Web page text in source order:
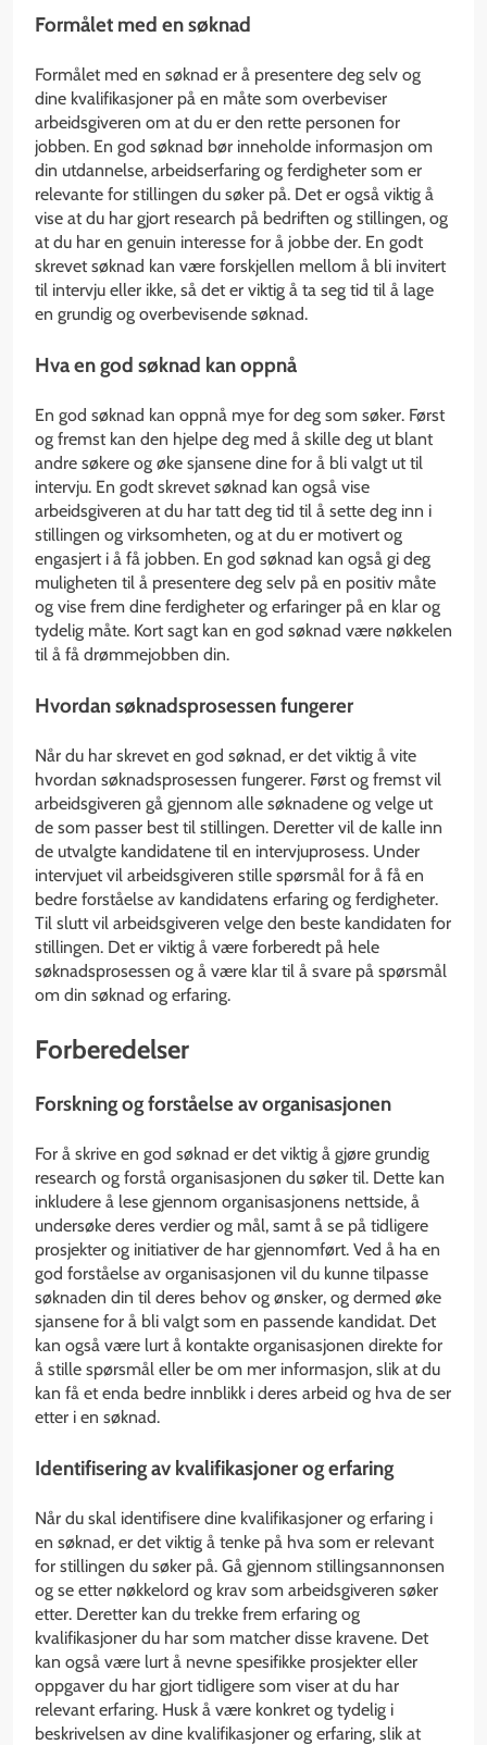
Formålet med en søknad
Formålet med en søknad er å presentere deg selv og
dine kvalifikasjoner på en måte som overbeviser
arbeidsgiveren om at du er den rette personen for
jobben. En god søknad bør inneholde informasjon om
din utdannelse, arbeidserfaring og ferdigheter som er
relevante for stillingen du søker på. Det er også viktig å
vise at du har gjort research på bedriften og stillingen, og
at du har en genuin interesse for å jobbe der. En godt
skrevet søknad kan være forskjellen mellom å bli invitert
til intervju eller ikke, så det er viktig å ta seg tid til å lage
en grundig og overbevisende søknad.
Hva en god søknad kan oppnå
En god søknad kan oppnå mye for deg som søker. Først
og fremst kan den hjelpe deg med å skille deg ut blant
andre søkere og øke sjansene dine for å bli valgt ut til
intervju. En godt skrevet søknad kan også vise
arbeidsgiveren at du har tatt deg tid til å sette deg inn i
stillingen og virksomheten, og at du er motivert og
engasjert i å få jobben. En god søknad kan også gi deg
muligheten til å presentere deg selv på en positiv måte
og vise frem dine ferdigheter og erfaringer på en klar og
tydelig måte. Kort sagt kan en god søknad være nøkkelen
til å få drømmejobben din.
Hvordan søknadsprosessen fungerer
Når du har skrevet en god søknad, er det viktig å vite
hvordan søknadsprosessen fungerer. Først og fremst vil
arbeidsgiveren gå gjennom alle søknadene og velge ut
de som passer best til stillingen. Deretter vil de kalle inn
de utvalgte kandidatene til en intervjuprosess. Under
intervjuet vil arbeidsgiveren stille spørsmål for å få en
bedre forståelse av kandidatens erfaring og ferdigheter.
Til slutt vil arbeidsgiveren velge den beste kandidaten for
stillingen. Det er viktig å være forberedt på hele
søknadsprosessen og å være klar til å svare på spørsmål
om din søknad og erfaring.
Forberedelser
Forskning og forståelse av organisasjonen
For å skrive en god søknad er det viktig å gjøre grundig
research og forstå organisasjonen du søker til. Dette kan
inkludere å lese gjennom organisasjonens nettside, å
undersøke deres verdier og mål, samt å se på tidligere
prosjekter og initiativer de har gjennomført. Ved å ha en
god forståelse av organisasjonen vil du kunne tilpasse
søknaden din til deres behov og ønsker, og dermed øke
sjansene for å bli valgt som en passende kandidat. Det
kan også være lurt å kontakte organisasjonen direkte for
å stille spørsmål eller be om mer informasjon, slik at du
kan få et enda bedre innblikk i deres arbeid og hva de ser
etter i en søknad.
Identifisering av kvalifikasjoner og erfaring
Når du skal identifisere dine kvalifikasjoner og erfaring i
en søknad, er det viktig å tenke på hva som er relevant
for stillingen du søker på. Gå gjennom stillingsannonsen
og se etter nøkkelord og krav som arbeidsgiveren søker
etter. Deretter kan du trekke frem erfaring og
kvalifikasjoner du har som matcher disse kravene. Det
kan også være lurt å nevne spesifikke prosjekter eller
oppgaver du har gjort tidligere som viser at du har
relevant erfaring. Husk å være konkret og tydelig i
beskrivelsen av dine kvalifikasjoner og erfaring, slik at